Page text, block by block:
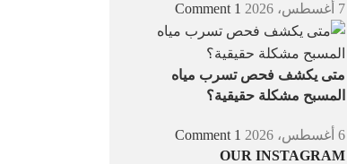
7 أغسطس، 2026 1 Comment
متى يكشف فحص تسرب مياه
المسبح مشكلة حقيقية؟
6 أغسطس، 2026
1 Comment
OUR INSTAGRAM